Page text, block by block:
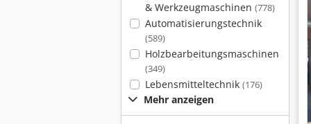
& Werkzeugmaschinen (778)
Automatisierungstechnik
(589)
Holzbearbeitungsmaschinen
(349)
Lebensmitteltechnik (176)
Mehr anzeigen